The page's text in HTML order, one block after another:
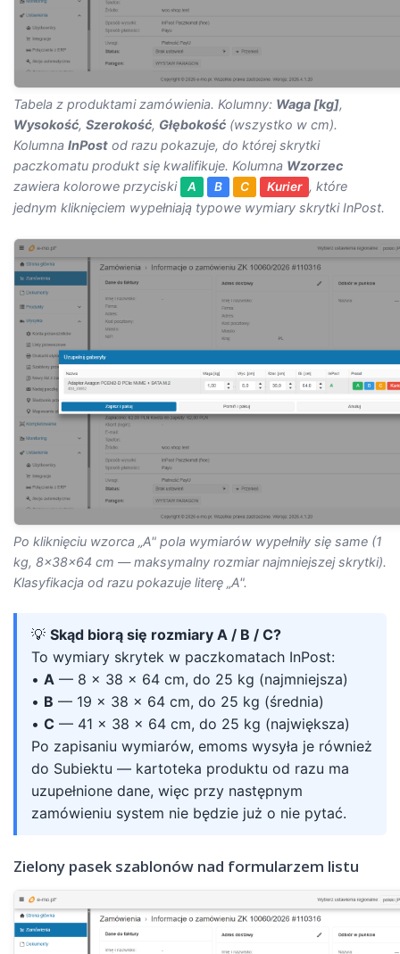
Tabela z produktami zamówienia. Kolumny: Waga [kg],
Wysokość, Szerokość, Głębokość (wszystko w cm).
Kolumna InPost od razu pokazuje, do której skrytki
paczkomatu produkt się kwalifikuje. Kolumna Wzorzec
zawiera kolorowe przyciski
A B C Kurier , które
jednym kliknięciem wypełniają typowe wymiary skrytki InPost.
Po kliknięciu wzorca „A" pola wymiarów wypełniły się same (1
kg, 8×38×64 cm — maksymalny rozmiar najmniejszej skrytki).
Klasyfikacja od razu pokazuje literę „A".
💡 Skąd biorą się rozmiary A / B / C?
To wymiary skrytek w paczkomatach InPost:
• A — 8 × 38 × 64 cm, do 25 kg (najmniejsza)
• B — 19 × 38 × 64 cm, do 25 kg (średnia)
• C — 41 × 38 × 64 cm, do 25 kg (największa)
Po zapisaniu wymiarów, emoms wysyła je również
do Subiektu — kartoteka produktu od razu ma
uzupełnione dane, więc przy następnym
zamówieniu system nie będzie już o nie pytać.
Zielony pasek szablonów nad formularzem listu